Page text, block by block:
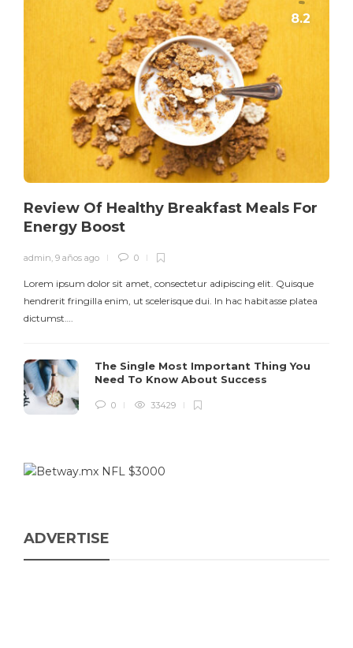
Review Of Healthy Breakfast Meals For
Energy Boost
admin, 9 años ago 0
Lorem ipsum dolor sit amet, consectetur adipiscing elit. Quisque
hendrerit fringilla enim, ut scelerisque dui. In hac habitasse platea
dictumst….
The Single Most Important Thing You
Need To Know About Success
0 33429
ADVERTISE